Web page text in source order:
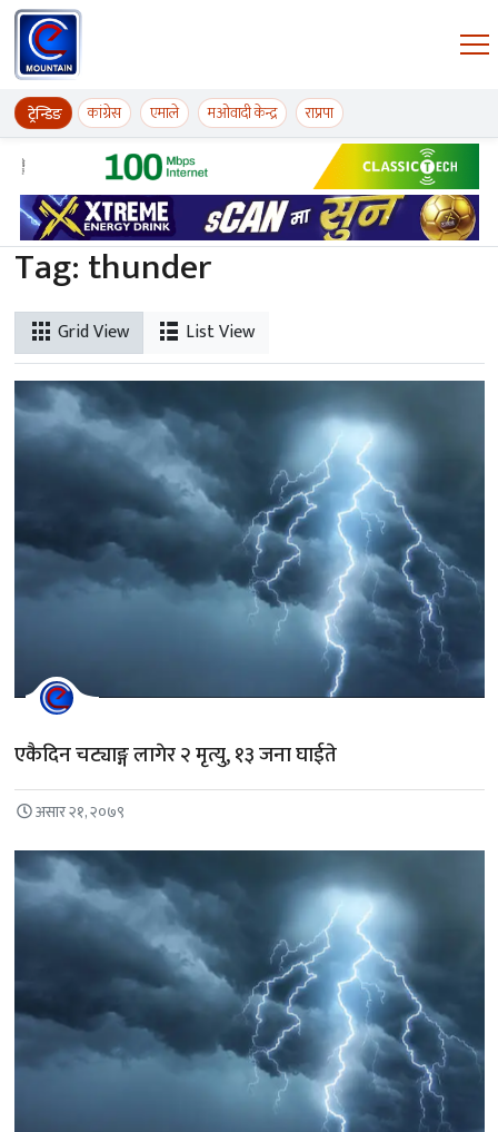
Skip to content
ईमाउण्टेन समाचार
ट्रेन्डिङ कांग्रेस एमाले मओवादी केन्द्र राप्रपा
Tag:thunder
Grid View List View
एकैदिन चट्याङ्ग लागेर २ मृत्यु, १३ जना घाईते
असार २१, २०७९